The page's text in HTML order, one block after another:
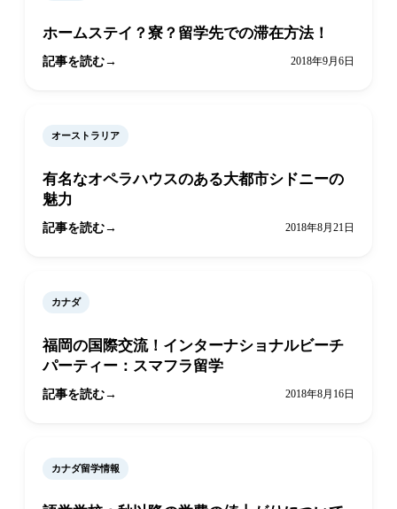
ホームステイ？寮？留学先での滞在方法！
記事を読む 2018年9月6日
オーストラリア
有名なオペラハウスのある大都市シドニーの
魅力
記事を読む 2018年8月21日
カナダ
福岡の国際交流！インターナショナルビーチ
パーティー：スマフラ留学
記事を読む 2018年8月16日
カナダ留学情報